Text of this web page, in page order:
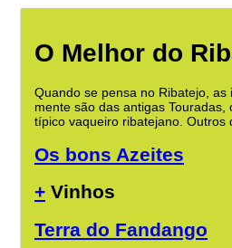
O Melhor do
Quando se pensa no Ribatejo, as
mente são das antigas Touradas,
típico vaqueiro ribatejano. Outros
Os bons Azeites
+ Vinhos
Terra do Fandango